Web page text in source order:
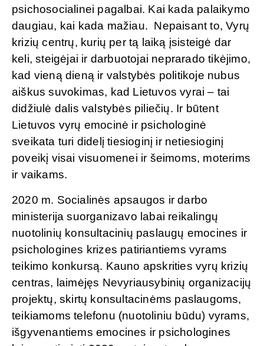
psichosocialinei pagalbai. Kai kada palaikymo
daugiau, kai kada mažiau. Nepaisant to, Vyrų
krizių centrų, kurių per tą laiką įsisteigė dar
keli, steigėjai ir darbuotojai neprarado tikėjimo,
kad vieną dieną ir valstybės politikoje nubus
aiškus suvokimas, kad Lietuvos vyrai – tai
didžiulė dalis valstybės piliečių. Ir būtent
Lietuvos vyrų emocinė ir psichologinė
sveikata turi didelį tiesioginį ir netiesioginį
poveikį visai visuomenei ir šeimoms, moterims
ir vaikams.
2020 m. Socialinės apsaugos ir darbo
ministerija suorganizavo labai reikalingų
nuotolinių konsultacinių paslaugų emocines ir
psichologines krizes patiriantiems vyrams
teikimo konkursą. Kauno apskrities vyrų krizių
centras, laimėjęs Nevyriausybinių organizacijų
projektų, skirtų konsultacinėms paslaugoms,
teikiamoms telefonu (nuotoliniu būdu) vyrams,
išgyvenantiems emocines ir psichologines